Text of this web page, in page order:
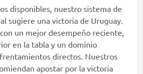
disponibles, nuestro sistema de
sugiere una victoria de Uruguay.
un mejor desempeño reciente,
en la tabla y un dominio
directos. Nuestros
apostar por la victoria